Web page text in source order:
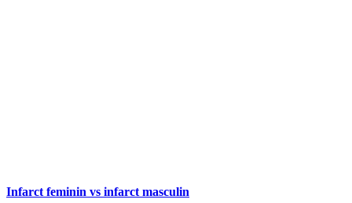
Infarct feminin vs infarct masculin